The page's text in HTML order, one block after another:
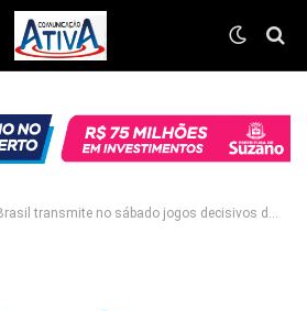
transmite no sábado jogos decisivos do Brasileirão Feminino